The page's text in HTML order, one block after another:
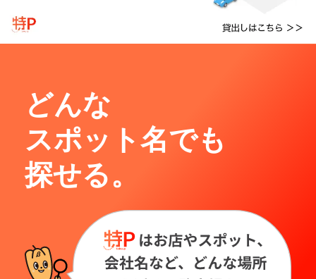
どんな
スポット名でも
探せる。